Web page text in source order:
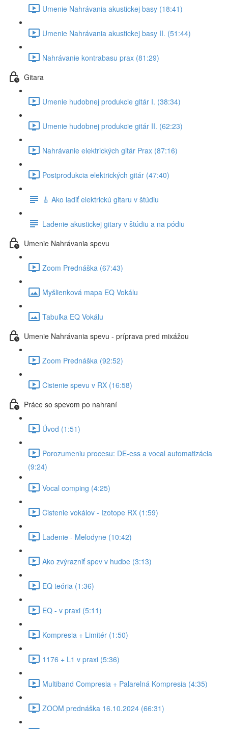
Umenie Nahrávania akustickej basy (18:41)
Umenie Nahrávania akustickej basy II. (51:44)
Nahrávanie kontrabasu prax (81:29)
Gitara
Umenie hudobnej produkcie gitár I. (38:34)
Umenie hudobnej produkcie gitár II. (62:23)
Nahrávanie elektrických gitár Prax (87:16)
Postprodukcia elektrických gitár (47:40)
🎸 Ako ladiť elektrickú gitaru v štúdiu
Ladenie akustickej gitary v štúdiu a na pódiu
Umenie Nahrávania spevu
Zoom Prednáška (67:43)
Myšlienková mapa EQ Vokálu
Tabuľka EQ Vokálu
Umenie Nahrávania spevu - príprava pred mixážou
Zoom Prednáška (92:52)
Cistenie spevu v RX (16:58)
Práce so spevom po nahraní
Úvod (1:51)
Porozumeniu procesu: DE-ess a vocal automatizácia
(9:24)
Vocal comping (4:25)
Čistenie vokálov - Izotope RX (1:59)
Ladenie - Melodyne (10:42)
Ako zvýrazniť spev v hudbe (3:13)
EQ teória (1:36)
EQ - v praxi (5:11)
Kompresia + Limitér (1:50)
1176 + L1 v praxi (5:36)
Multiband Compresia + Palarelná Kompresia (4:35)
ZOOM prednáška 16.10.2024 (66:31)